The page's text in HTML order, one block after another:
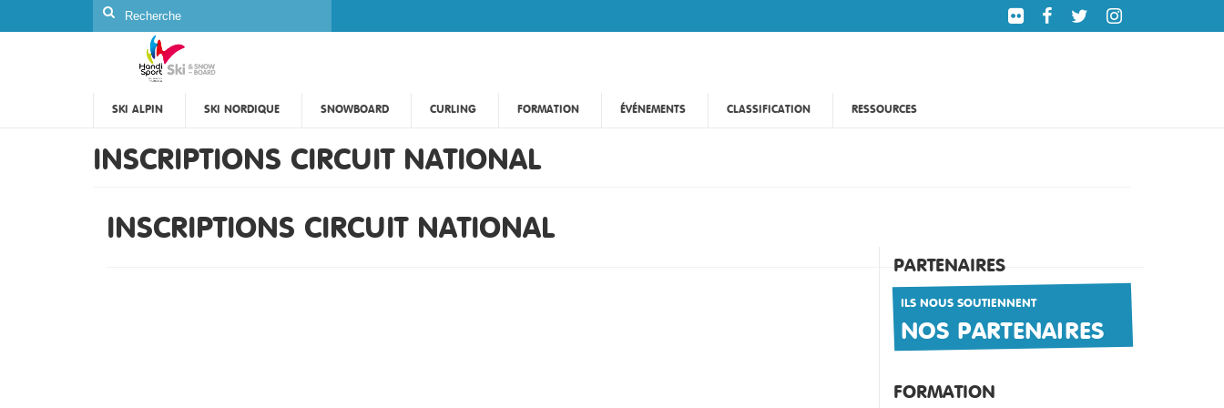
Rechercher
SKI ALPIN SKI NORDIQUE SNOWBOARD CURLING FORMATION ÉVÉNEMENTS CLASSIFICATION RESSOURCES
INSCRIPTIONS CIRCUIT NATIONAL
INSCRIPTIONS CIRCUIT NATIONAL
PARTENAIRES
ILS NOUS SOUTIENNENT
NOS PARTENAIRES
FORMATION